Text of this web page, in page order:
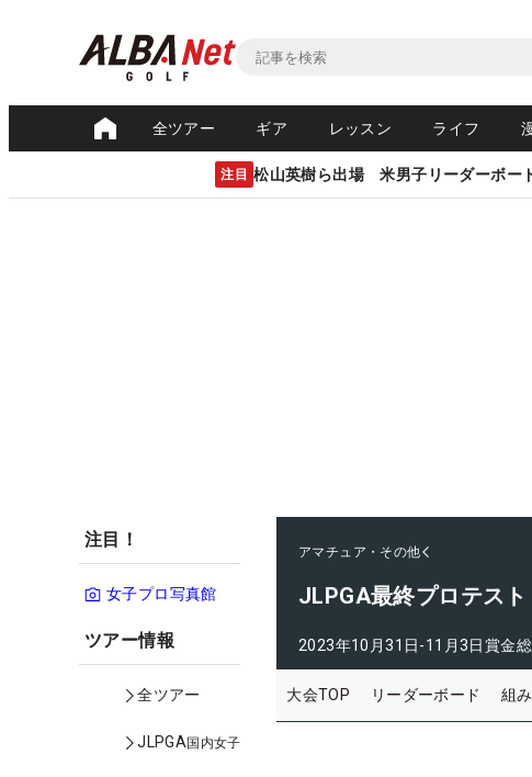
全ツアー ギア レッスン ライフ
注目 松山英樹ら出場 米男子リーダーボー
注目！
女子プロ写真館
ツアー情報
全ツアー
JLPGA国内女子
アマチュア・その他
JLPGA最終プロテスト
2023年10月31日-11月3日賞金
大会TOP リーダーボード 組